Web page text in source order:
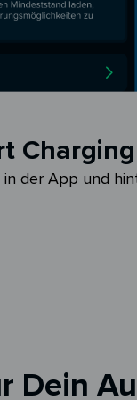
Charging
der App und
Dein